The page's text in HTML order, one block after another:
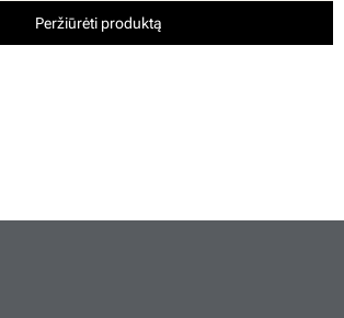
Peržiūrėti produktą